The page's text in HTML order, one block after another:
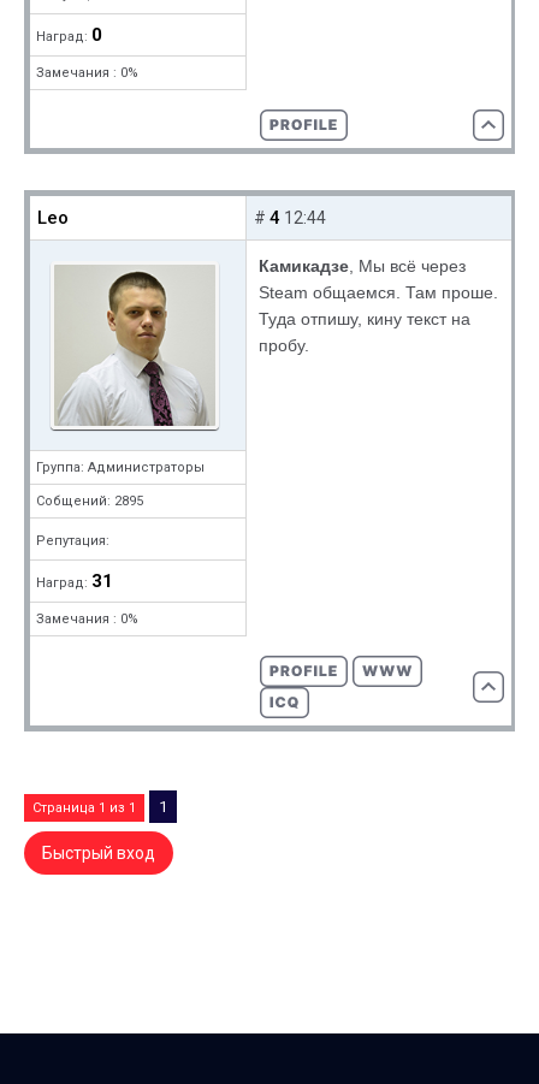
Наград: 0
Замечания : 0%
Leo
Группа: Администраторы
Собщений: 2895
Репутация:
Наград: 31
Замечания : 0%
# 4 12:44
Камикадзе , Мы всё через
Steam общаемся. Там проше.
Туда отпишу, кину текст на
пробу.
Страница 1 из 1 1